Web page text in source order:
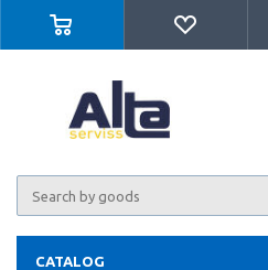
CATALOG